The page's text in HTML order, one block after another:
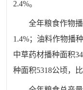
2.4%。
全年粮食作物
1.4%；油料作物播
中草药材播种面积
种面积5318公顷，